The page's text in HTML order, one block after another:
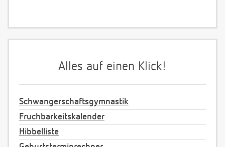
Alles auf einen Klick!
Schwangerschaftsgymnastik
Fruchbarkeitskalender
Hibbelliste